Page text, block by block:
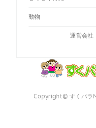
動物
運営会社
Copyright© すくパラ